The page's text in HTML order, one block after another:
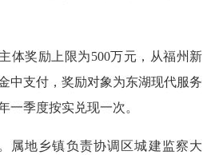
奖励上限为500万元，从福州新
中支付，奖励对象为东湖现代服务
一季度按实兑现一次。
属地乡镇负责协调区城建监察大